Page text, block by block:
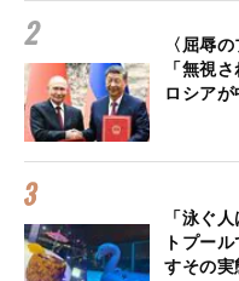
〈屈辱
「無視
ロシア
「泳ぐ
トプー
すその実